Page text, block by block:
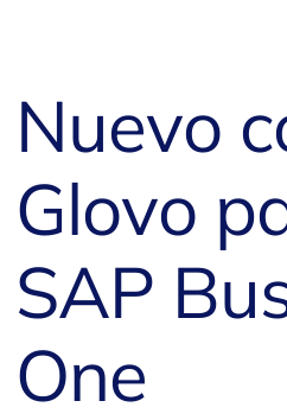
Nuevo
Glovo
SAP
One